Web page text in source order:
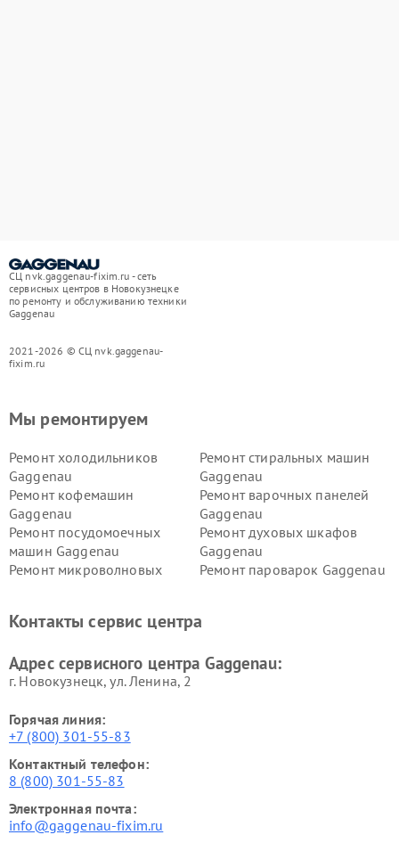
СЦ nvk.gaggenau-fixim.ru - сеть
сервисных центров в Новокузнецке
по ремонту и обслуживанию техники
Gaggenau
2021-2026 © СЦ nvk.gaggenau-
fixim.ru
Мы ремонтируем
Ремонт холодильников
Gaggenau
Ремонт стиральных машин
Gaggenau
Ремонт кофемашин
Gaggenau
Ремонт варочных панелей
Gaggenau
Ремонт посудомоечных
машин Gaggenau
Ремонт духовых шкафов
Gaggenau
Ремонт микроволновых
Ремонт пароварок Gaggenau
Контакты сервис центра
Адрес сервисного центра Gaggenau:
г. Новокузнецк, ул. Ленина, 2
Горячая линия:
+7 (800) 301-55-83
Контактный телефон:
8 (800) 301-55-83
Электронная почта:
info@gaggenau-fixim.ru